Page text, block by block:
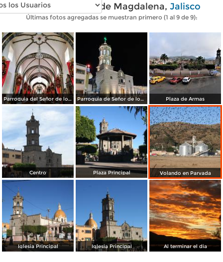
Fotos modernas de Magdalena, Jalisco
Últimas fotos agregadas se muestran primero (1 al 9 de 9):
Parroquia del Señor de los Milagros Parroquia de Señor de los Milagros. Plaza de Armas
Centro Plaza Principal Volando en Parvada
Iglesia Principal Iglesia Principal Al terminar el dia